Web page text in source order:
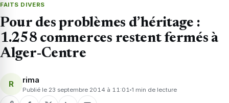
FAITS DIVERS
Pour des problèmes d’héritage :
1.258 commerces restent fermés à
Alger-Centre
R rima
Publié le 23 septembre 2014 à 11:01 1 min de lecture